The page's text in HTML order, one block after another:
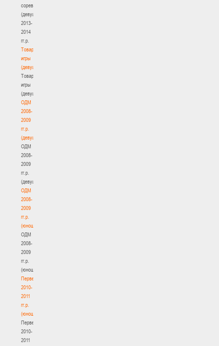
соревнования
(девушки)
2013-
2014
гг.р.
Товарищеские
игры
(девушки)
Товарищеские
игры
(девушки)
ОДМ
2008-
2009
гг.р.
(девушки)
ОДМ
2008-
2009
гг.р.
(девушки)
ОДМ
2008-
2009
гг.р.
(юноши)
ОДМ
2008-
2009
гг.р.
(юноши)
Первенство
2010-
2011
гг.р.
(юноши)
Первенство
2010-
2011